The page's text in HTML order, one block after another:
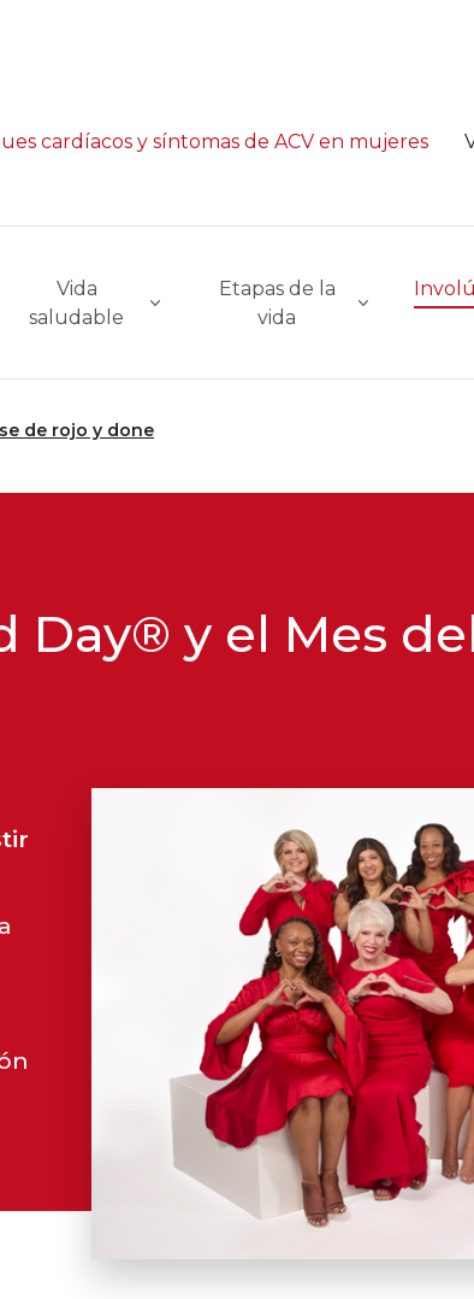
cardíacos y síntomas de ACV en mujeres
Vida
saludable
Etapas de la
vida
de rojo y done
Day® y el Mes